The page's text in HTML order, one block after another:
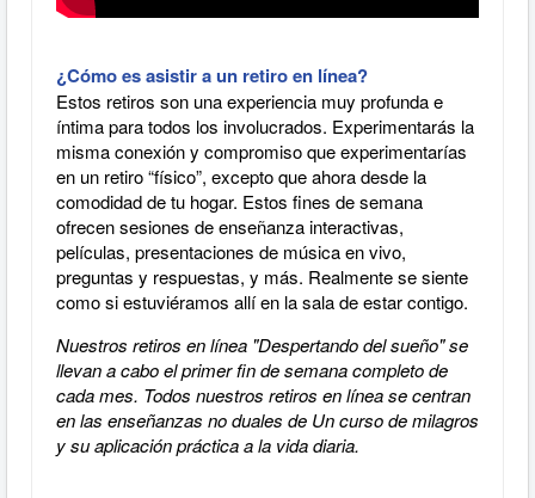
¿Cómo es asistir a un retiro en línea?
Estos retiros son una experiencia muy profunda e
íntima para todos los involucrados. Experimentarás la
misma conexión y compromiso que experimentarías
en un retiro “físico”, excepto que ahora desde la
comodidad de tu hogar. Estos fines de semana
ofrecen sesiones de enseñanza interactivas,
películas, presentaciones de música en vivo,
preguntas y respuestas, y más. Realmente se siente
como si estuviéramos allí en la sala de estar contigo.
Nuestros retiros en línea "Despertando del sueño" se
llevan a cabo el primer fin de semana completo de
cada mes. Todos nuestros retiros en línea se centran
en las enseñanzas no duales de Un curso de milagros
y su aplicación práctica a la vida diaria.